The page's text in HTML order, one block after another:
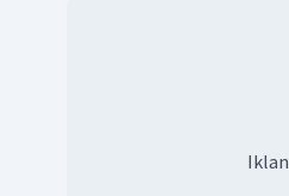
Iklan